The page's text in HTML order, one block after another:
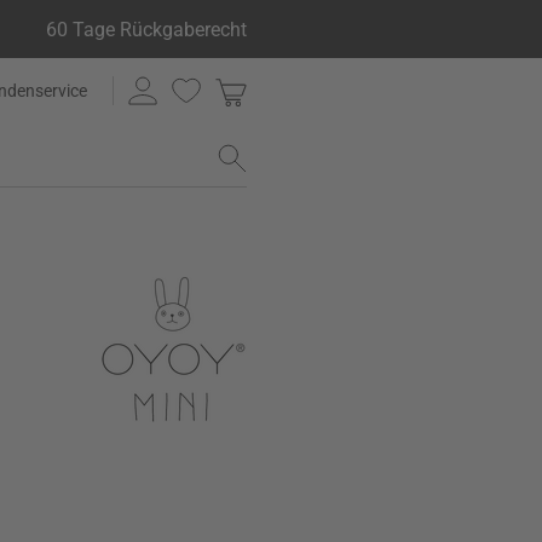
60 Tage Rückgaberecht